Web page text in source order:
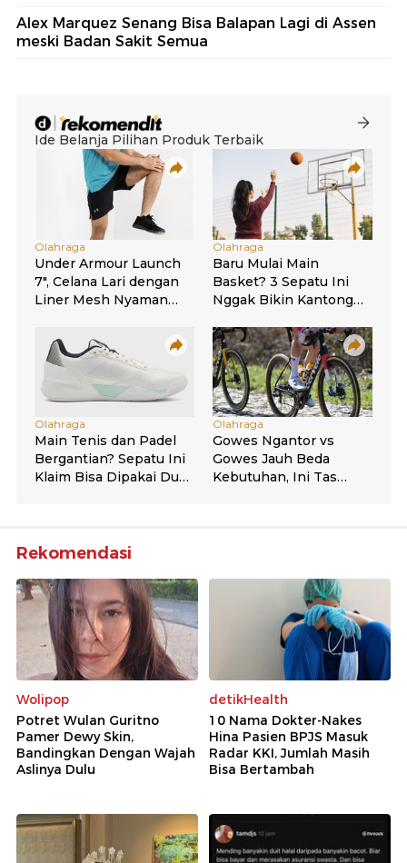
Alex Marquez Senang Bisa Balapan Lagi di Assen
meski Badan Sakit Semua
Rekomendasi
Wolipop
Potret Wulan Guritno
Pamer Dewy Skin,
Bandingkan Dengan Wajah
Aslinya Dulu
detikHealth
10 Nama Dokter-Nakes
Hina Pasien BPJS Masuk
Radar KKI, Jumlah Masih
Bisa Bertambah